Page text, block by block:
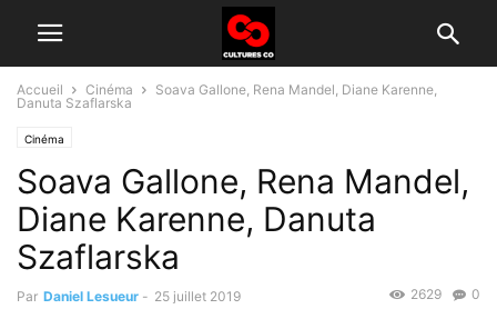
Accueil Cinéma
Soava Gallone, Rena Mandel, Diane Karenne,
Danuta Szaflarska
Cinéma
Soava Gallone, Rena Mandel,
Diane Karenne, Danuta
Szaflarska
Par Daniel Lesueur - 25 juillet 2019 0
2629